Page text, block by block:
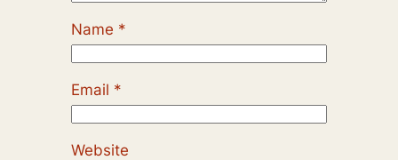
Name *
Email *
Website